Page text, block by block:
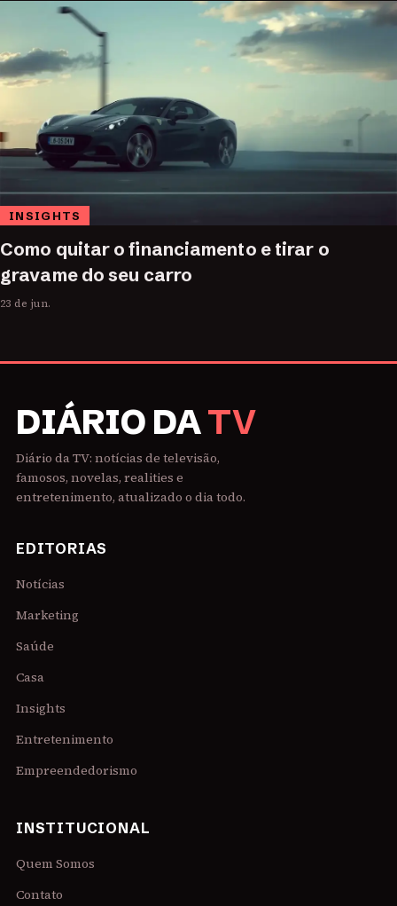
INSIGHTS
Como quitar o financiamento e tirar o
gravame do seu carro
23 de jun.
DIÁRIO DATV
Diário da TV: notícias de televisão,
famosos, novelas, realities e
entretenimento, atualizado o dia todo.
EDITORIAS
Notícias
Marketing
Saúde
Casa
Insights
Entretenimento
Empreendedorismo
INSTITUCIONAL
Quem Somos
Contato